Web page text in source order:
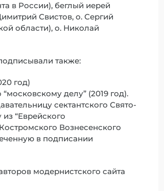
в России), беглый иерей
Свистов, о. Сергий
области), о. Николай
также:
год)
делу” (2019 год).
сектантского Свято-
“Еврейского
Вознесенского
в подписании
модернистского сайта